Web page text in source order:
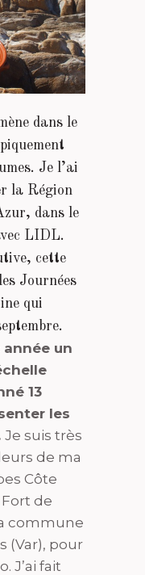
dans le
Je l’ai
la Région
dans le
LIDL.
cette
Journées
qui
un
13
les
Je suis très
de ma
Côte
Fort de
commune
(Var), pour
J’ai fait